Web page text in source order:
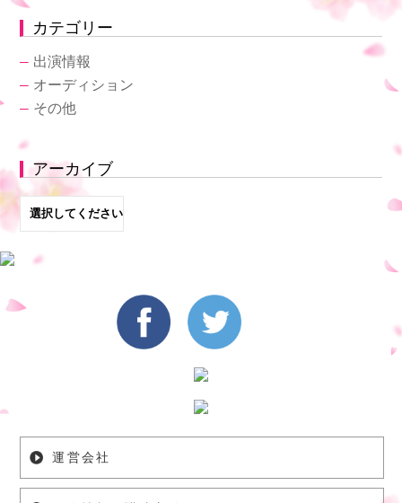
カテゴリー
― 出演情報
― オーディション
― その他
アーカイブ
運営会社